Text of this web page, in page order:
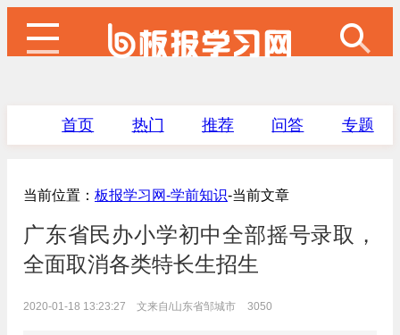
首页 热门 推荐 问答 专题
当前位置： 板报学习网-学前知识-当前文章
广东省民办小学初中全部摇号录取，
全面取消各类特长生招生
2020-01-18 13:23:27 文来自/山东省邹城市 3050